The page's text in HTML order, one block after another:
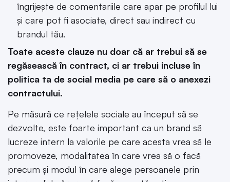
îngrijește de comentariile care apar pe profilul lui
și care pot fi asociate, direct sau indirect cu
brandul tău.
Toate aceste clauze nu doar că ar trebui să se
regăsească în contract, ci ar trebui incluse în
politica ta de social media pe care să o anexezi
contractului.
Pe măsură ce rețelele sociale au început să se
dezvolte, este foarte important ca un brand să
lucreze intern la valorile pe care acesta vrea să le
promoveze, modalitatea în care vrea să o facă
precum și modul în care alege persoanele prin